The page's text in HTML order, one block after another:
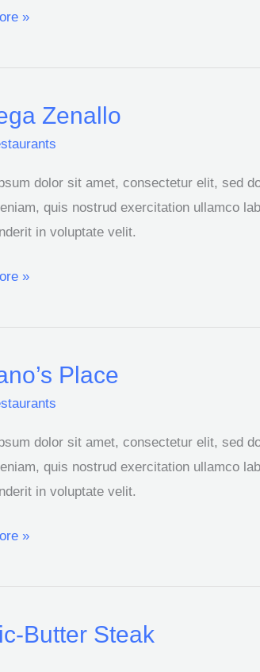
»
Zenallo
dolor sit amet, consectetur elit, sed
quis nostrud exercitation ullamco
in voluptate velit.
»
Place
dolor sit amet, consectetur elit, sed
quis nostrud exercitation ullamco
in voluptate velit.
»
Butter Steak